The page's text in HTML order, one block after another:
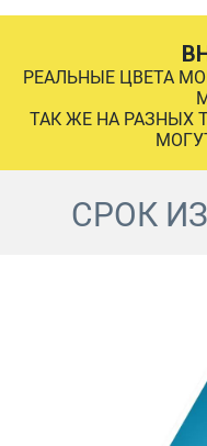
РЕАЛЬНЫЕ ЦВЕТА
ТАК ЖЕ НА РАЗНЫХ
СРОК